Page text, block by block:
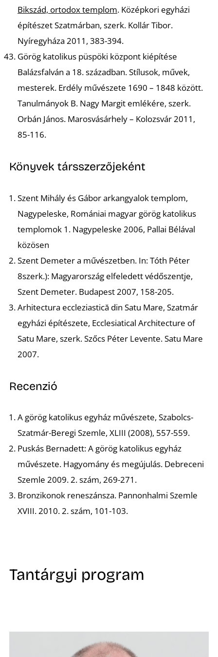
Bikszád, ortodox templom. Középkori egyházi
építészet Szatmárban, szerk. Kollár Tibor.
Nyíregyháza 2011, 383-394.
Görög katolikus püspöki központ kiépítése
Balázsfalván a 18. században.Stílusok, művek,
mesterek. Erdély művészete 1690 – 1848 között.
Tanulmányok B. Nagy Margit emlékére, szerk.
Orbán János. Marosvásárhely – Kolozsvár 2011,
85-116.
Könyvek társszerzőjeként
Szent Mihály és Gábor arkangyalok templom,
Nagypeleske, Romániai magyar görög katolikus
templomok 1. Nagypeleske 2006, Pallai Bélával
közösen
Szent Demeter a művészetben. In: Tóth Péter
8szerk.): Magyarország elfeledett védőszentje,
Szent Demeter. Budapest 2007, 158-205.
Arhitectura eccleziastică din Satu Mare, Szatmár
egyházi építészete, Ecclesiatical Architecture of
Satu Mare, szerk. Szőcs Péter Levente. Satu Mare
2007.
Recenzió
A görög katolikus egyház művészete, Szabolcs-
Szatmár-Beregi Szemle, XLIII (2008), 557-559.
Puskás Bernadett: A görög katolikus egyház
művészete. Hagyomány és megújulás. Debreceni
Szemle 2009. 2. szám, 269-271.
Bronzikonok reneszánsza. Pannonhalmi Szemle
XVIII. 2010. 2. szám, 101-103.
Tantárgyi program